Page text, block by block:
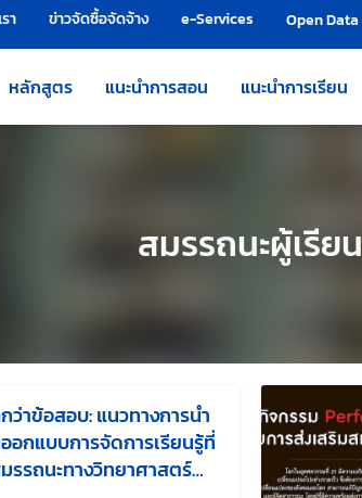
า ข่าวจัดซื้อจัดจ้าง e-Services Open Data
หลักสูตร แนะนำการสอน แนะนำการเรียน
สมรรถนะผู้เรียน
ว่าข้อสอบ: แนวทางการนำ
อกแบบการจัดการเรียนรู้ที่
รถนะทางวิทยาศาสตร์